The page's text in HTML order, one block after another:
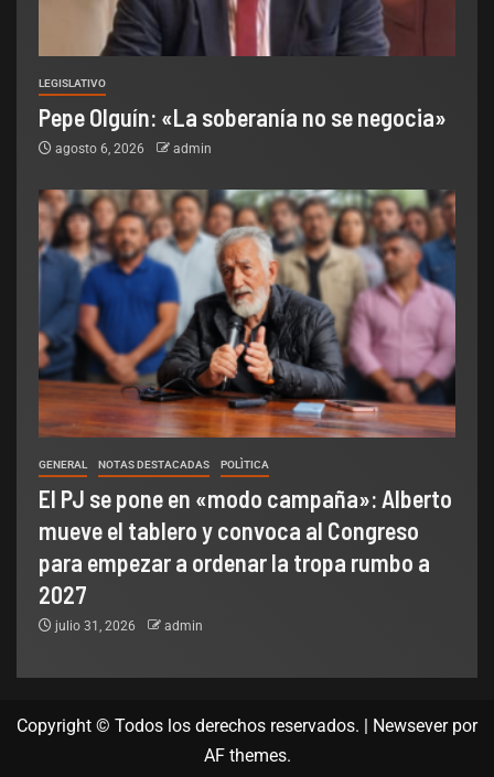
LEGISLATIVO
Pepe Olguín: «La soberanía no se negocia»
agosto 6, 2026 admin
GENERAL NOTAS DESTACADAS POLÌTICA
El PJ se pone en «modo campaña»: Alberto
mueve el tablero y convoca al Congreso
para empezar a ordenar la tropa rumbo a
2027
julio 31, 2026 admin
Copyright © Todos los derechos reservados. Newseverpor
AF themes.